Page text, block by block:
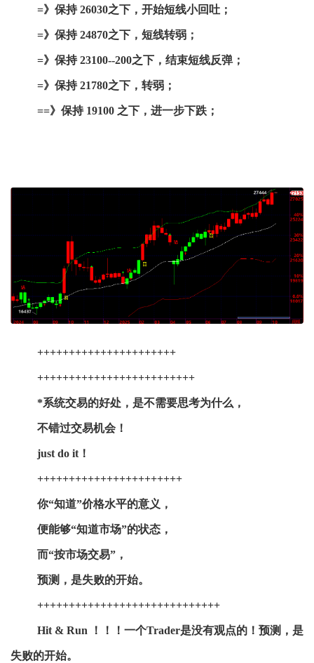
=》保持 26030之下，开始短线小回吐；
=》保持 24870之下，短线转弱；
=》保持 23100--200之下，结束短线反弹；
=》保持 21780之下，转弱；
==》保持 19100 之下，进一步下跌；
++++++++++++++++++++++
+++++++++++++++++++++++++
*系统交易的好处，是不需要思考为什么，
不错过交易机会！
just do it！
+++++++++++++++++++++++
你“知道”价格水平的意义，
便能够“知道市场”的状态，
而“按市场交易”，
预测，是失败的开始。
+++++++++++++++++++++++++++++
Hit & Run ！！！一个Trader是没有观点的！预测，是
失败的开始。